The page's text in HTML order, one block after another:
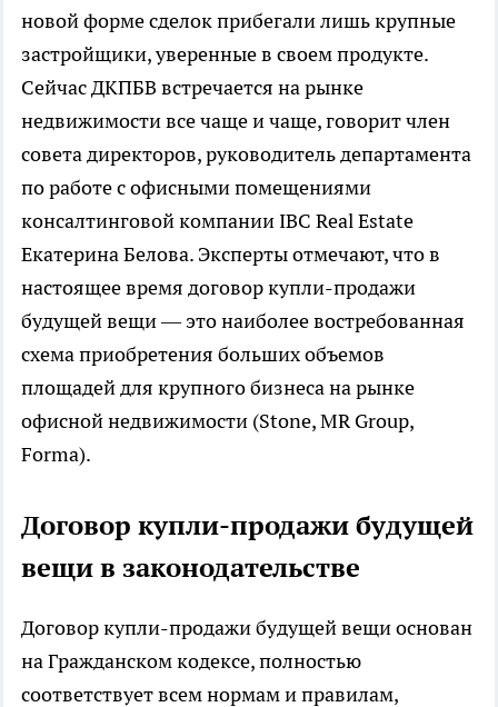
новой форме сделок прибегали лишь крупные
застройщики, уверенные в своем продукте.
Сейчас ДКПБВ встречается на рынке
недвижимости все чаще и чаще, говорит член
совета директоров, руководитель департамента
по работе с офисными помещениями
консалтинговой компании IBC Real Estate
Екатерина Белова. Эксперты отмечают, что в
настоящее время договор купли-продажи
будущей вещи — это наиболее востребованная
схема приобретения больших объемов
площадей для крупного бизнеса на рынке
офисной недвижимости (Stone, MR Group,
Forma).
Договор купли-продажи будущей
вещи в законодательстве
Договор купли-продажи будущей вещи основан
на Гражданском кодексе, полностью
соответствует всем нормам и правилам,